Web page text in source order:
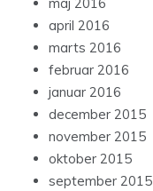
april 2016
marts 2016
februar 2016
januar 2016
december 2015
november 2015
oktober 2015
september 2015